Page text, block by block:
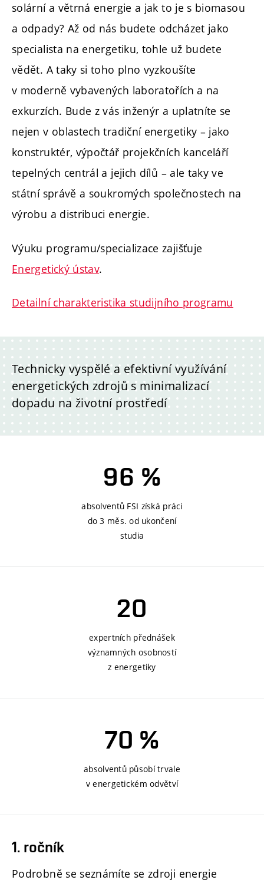
solární a větrná energie a jak to je s biomasou
a odpady? Až od nás budete odcházet jako
specialista na energetiku, tohle už budete
vědět. A taky si toho plno vyzkoušíte
v moderně vybavených laboratořích a na
exkurzích. Bude z vás inženýr a uplatníte se
nejen v oblastech tradiční energetiky – jako
konstruktér, výpočtář projekčních kanceláří
tepelných centrál a jejich dílů – ale taky ve
státní správě a soukromých společnostech na
výrobu a distribuci energie.
Výuku programu/specializace zajišťuje
Energetický ústav.
Detailní charakteristika studijního programu
Technicky vyspělé a efektivní využívání
energetických zdrojů s minimalizací
dopadu na životní prostředí
96 %
absolventů FSI získá práci
do 3 měs. od ukončení
studia
20
expertních přednášek
významných osobností
z energetiky
70 %
absolventů působí trvale
v energetickém odvětví
1. ročník
Podrobně se seznámíte se zdroji energie